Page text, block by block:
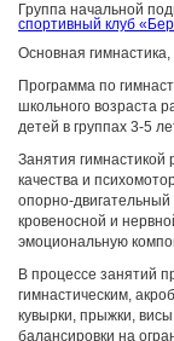
Группа начальной
спортивный клуб
Основная
Программа по
школьного возраста
детей в группах 3-5
Занятия гимнастикой
качества и
опорно-
кровеносной и
эмоциональную
В процессе занятий
гимнастическим,
кувырки, прыжки,
балансировки на